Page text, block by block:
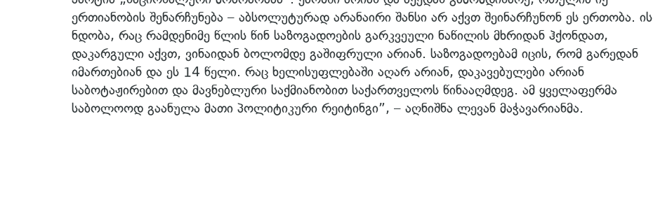
ერთიანობის შენარჩუნება – აბსოლუტურად არანაირი შანსი არ აქვთ შეინარჩუნონ ეს ერთობა. ის
ნდობა, რაც რამდენიმე წლის წინ საზოგადოების გარკვეული ნაწილის მხრიდან ჰქონდათ,
დაკარგული აქვთ, ვინაიდან ბოლომდე გაშიფრული არიან. საზოგადოებამ იცის, რომ გარედან
იმართებიან და ეს 14 წელი. რაც ხელისუფლებაში აღარ არიან, დაკავებულები არიან
საბოტაჟირებით და მავნებლური საქმიანობით საქართველოს წინააღმდეგ. ამ ყველაფერმა
საბოლოოდ გაანულა მათი პოლიტიკური რეიტინგი”, – აღნიშნა ლევან მაჭავარიანმა.